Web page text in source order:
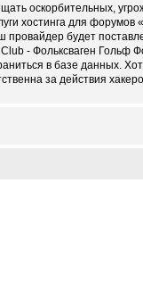
оскорбительных,
хостинга для
будет
- Фольксваген Гольф
в базе данных.
за действия